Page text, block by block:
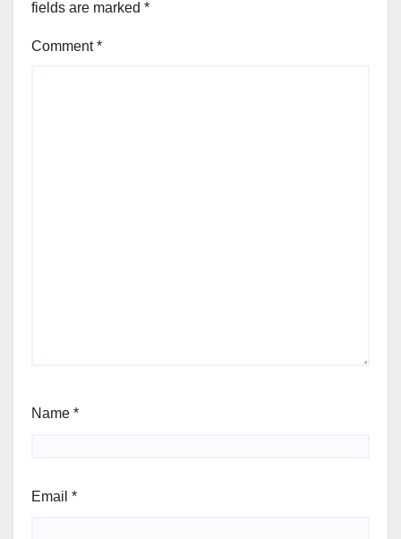
fields are marked *
Comment*
Name *
Email *